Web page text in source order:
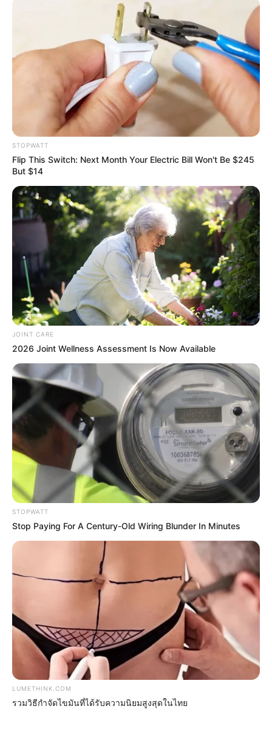
มาแล้ว ! เปิดคำทำนาย อ.มิก พลิกดวง
ชะตา ดวงราศีพิจิก 2569
ดูดวงรายปี
มาแล้ว ! เปิดคำทำนาย อ.มิก พลิกดวง
ชะตา ดวงราศีตุล 2569
MThai เชื่อในสิ่งที่ทำ ทำในสิ่งที่เชื่อ
รับข่าวสารเลขมงคล สถิติเลขดัง ดวงรายวัน รายเดือน รายปี
พร้อมแนะนำวิธีเสริมดวง
ลุ้นรับรางวัลจากกิจกรรมเสริมความเป็นมงคลให้กับตัวท่านเอง
เปิดสมัครสมาชิก (ฟรี) เร็วๆนี้
LEGAL
นโยบายคุกกี้
นโยบายการคุ้มครองข้อมูลส่วนบุคคล
ติดต่อเรา
เกี่ยวกับเอ็มไทย
TOP CONTENT
วัดสวยเชียงใหม่
ทำนายฝัน
สถิติหวยรายเดือน
ดวงรายวัน
บทสวดมนต์
วิธีบนไอ้ไข่
ไหว้ท้าวเวสสุวรรณ
STOPWATT
Flip This Switch: Next Month Your Electric Bill Won't Be $245
But $14
JOINT CARE
2026 Joint Wellness Assessment Is Now Available
STOPWATT
Stop Paying For A Century-Old Wiring Blunder In Minutes
LUMETHINK.COM
รวมวิธีกำจัดไขมันที่ได้รับความนิยมสูงสุดในไทย